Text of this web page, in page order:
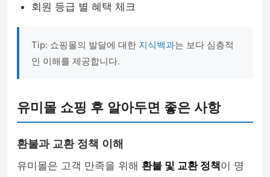
회원 등급 별 혜택 체크
Tip: 쇼핑몰의 발달에 대한 지식백과는 보다 심층적
인 이해를 제공합니다.
유미몰 쇼핑 후 알아두면 좋은 사항
환불과 교환 정책 이해
유미몰은 고객 만족을 위해 환불 및 교환 정책이 명